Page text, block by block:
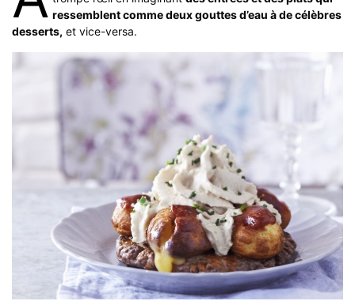
ressemblent comme deux gouttes d’eau à de célèbres
desserts, et vice-versa.